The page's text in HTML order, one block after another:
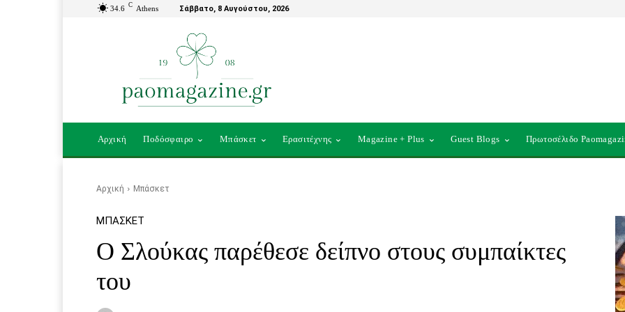
34.6 C Athens Σάββατο, 8 Αυγούστου, 2026
Αρχική Ποδόσφαιρο Μπάσκετ Ερασιτέχνης Magazine + Plus Guest Blogs Πρωτοσέλιδο
Αρχική Μπάσκετ
ΜΠΆΣΚΕΤ
Ο Σλούκας παρέθεσε δείπνο στους συμπαίκτες
του